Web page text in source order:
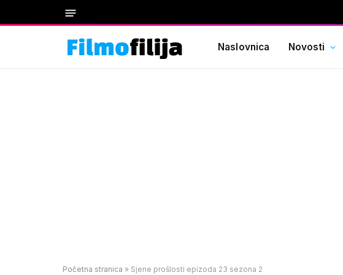
Naslovnica Novosti
Početna stranica » Sjene prošlosti epizoda 23 sezona 2